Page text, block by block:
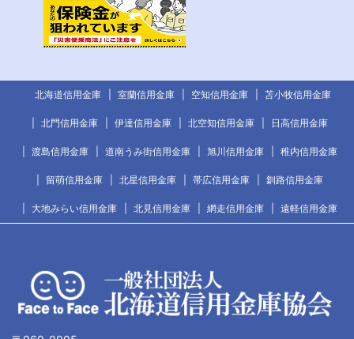
北海道信用金庫 室蘭信用金庫 空知信用金庫 苫小牧信用金庫
北門信用金庫 伊達信用金庫 北空知信用金庫 日高信用金庫
渡島信用金庫 道南うみ街信用金庫 旭川信用金庫 稚内信用金庫
留萌信用金庫 北星信用金庫 帯広信用金庫 釧路信用金庫
大地みらい信用金庫 北見信用金庫 網走信用金庫 遠軽信用金庫